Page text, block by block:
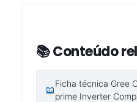
📚 Conteúdo
📖
Ficha técnica Gree
prime Inverter